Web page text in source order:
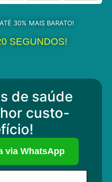
30% MAIS BARATO!
SEGUNDOS!
de saúde
custo-
via WhatsApp